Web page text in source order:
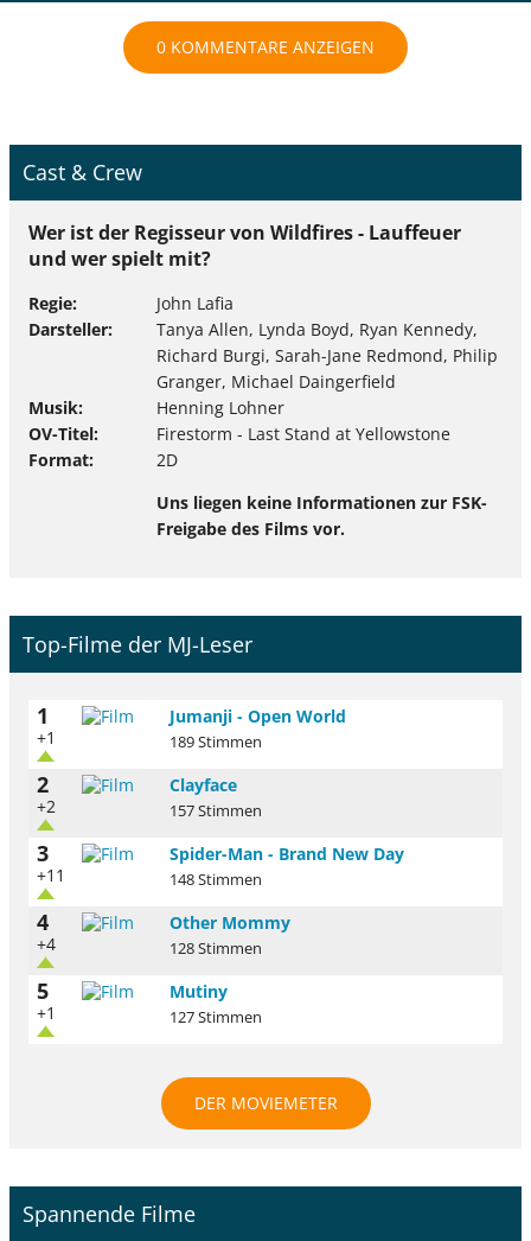
0 KOMMENTARE ANZEIGEN
Cast & Crew
Wer ist der Regisseur von Wildfires - Lauffeuer
und wer spielt mit?
Regie
John Lafia
Darsteller
Tanya Allen, Lynda Boyd, Ryan Kennedy,
Richard Burgi, Sarah-Jane Redmond, Philip
Granger, Michael Daingerfield
Musik
Henning Lohner
OV-Titel
Firestorm - Last Stand at Yellowstone
Format
2D
Uns liegen keine Informationen zur FSK-
Freigabe des Films vor.
Top-Filme der MJ-Leser
1
+1
Jumanji - Open World
189 Stimmen
2
+2
Clayface
157 Stimmen
3
+11
Spider-Man - Brand New Day
148 Stimmen
4
+4
Other Mommy
128 Stimmen
5
+1
Mutiny
127 Stimmen
DER MOVIEMETER
Spannende Filme